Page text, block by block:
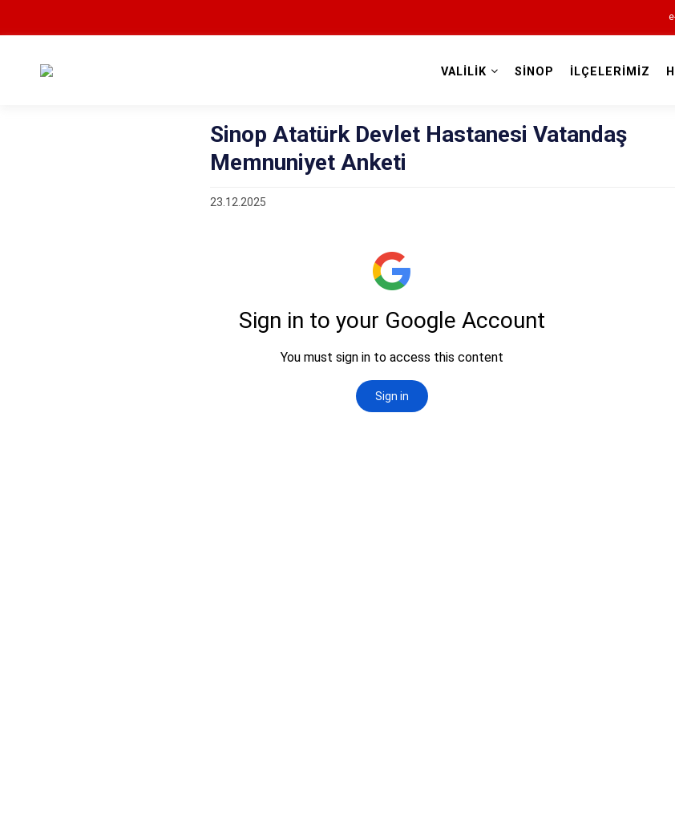
VALİLİK SİNOP İLÇELERİMİZ
Sinop Atatürk Devlet Hastanesi Vatandaş
Memnuniyet Anketi
23.12.2025